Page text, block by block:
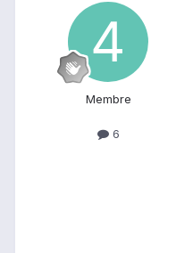
Membre
6